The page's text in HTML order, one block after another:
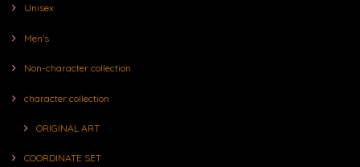
Unisex
Men's
Non-character collection
character collection
ORIGINAL ART
COORDINATE SET